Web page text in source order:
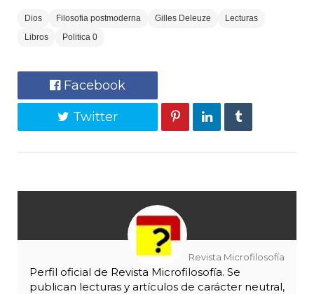
Dios Filosofia postmoderna Gilles Deleuze
Lecturas
Libros
Politica 0
Facebook
Twitter
Revista Microfilosofía
Perfil oficial de Revista Microfilosofía. Se
publican lecturas y artículos de carácter neutral,